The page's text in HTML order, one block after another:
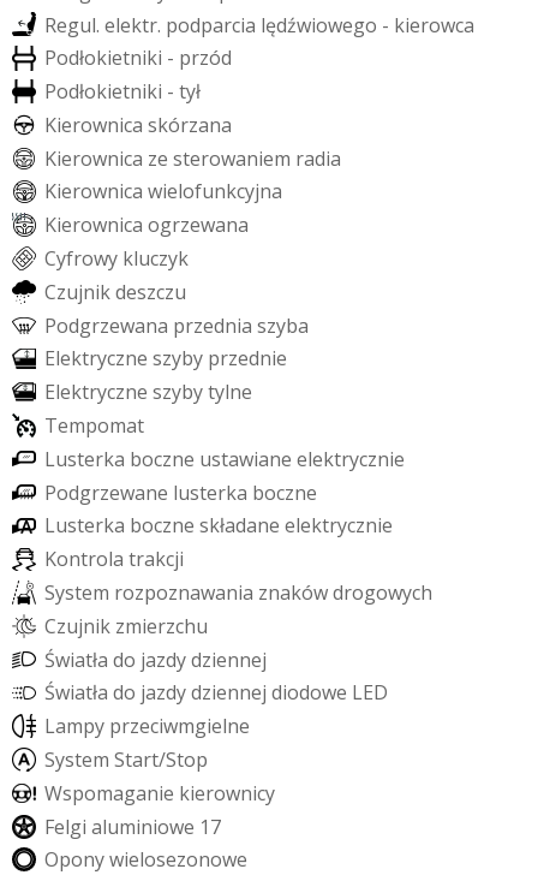
Regul. elektr. podparcia lędźwiowego - kierowca
Podłokietniki - przód
Podłokietniki - tył
Kierownica skórzana
Kierownica ze sterowaniem radia
Kierownica wielofunkcyjna
Kierownica ogrzewana
Cyfrowy kluczyk
Czujnikdeszczu
Podgrzewana przednia szyba
Elektryczne szyby przednie
Elektryczne szybytylne
Tempomat
Lusterka boczne ustawiane elektrycznie
Podgrzewane lusterka boczne
Lusterka boczne składane elektrycznie
Kontrola trakcji
System rozpoznawania znakówdrogowych
Czujnik zmierzchu
Światła do jazdydziennej
Światła do jazdydziennej diodowe LED
Lampy przeciwmgielne
System Start/Stop
Wspomaganie kierownicy
Felgi aluminiowe 17
Oponywielosezonowe